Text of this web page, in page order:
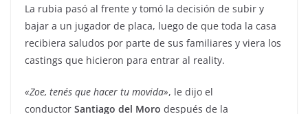
La rubia pasó al frente y tomó la decisión de subir y
bajar a un jugador de placa, luego de que toda la casa
recibiera saludos por parte de sus familiares y viera los
castings que hicieron para entrar al reality.
«Zoe, tenés que hacer tu movida», le dijo el
conductor Santiago del Moro después de la